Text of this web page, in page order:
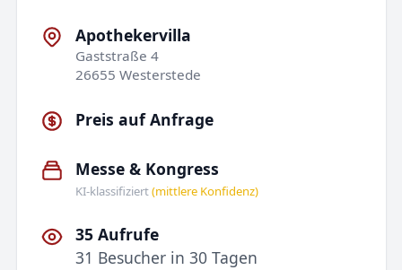
Apothekervilla
Gaststraße 4
26655 Westerstede
Preis auf Anfrage
Messe & Kongress
KI-klassifiziert(mittlere Konfidenz)
35 Aufrufe
31 Besucher in 30 Tagen